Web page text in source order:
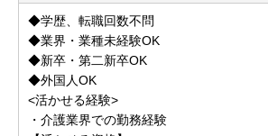
◆学歴、転職回数不問
◆業界・業種未経験OK
◆新卒・第二新卒OK
◆外国人OK
<活かせる経験>
・介護業界での勤務経験